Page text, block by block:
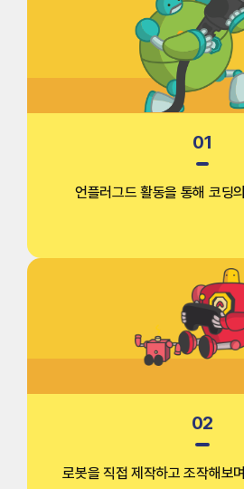
01
언플러그드 활동을 통해 코딩의
02
로봇을 직접 제작하고 조작해보며